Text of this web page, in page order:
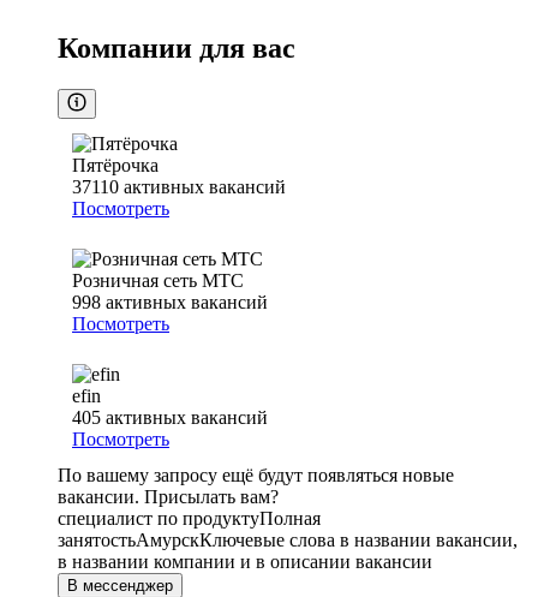
Компании для вас
Пятёрочка
37110 активных вакансий
Посмотреть
Розничная сеть МТС
998 активных вакансий
Посмотреть
efin
405 активных вакансий
Посмотреть
По вашему запросу ещё будут появляться новые
вакансии. Присылать вам?
специалист по продуктуПолная
занятостьАмурскКлючевые слова в названии вакансии,
в названии компании и в описании вакансии
В мессенджер